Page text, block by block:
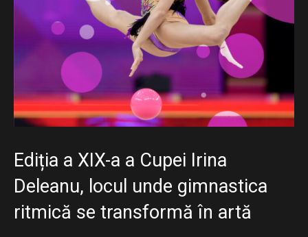
Ediția a XIX-a a Cupei Irina
Deleanu, locul unde gimnastica
ritmică se transformă în artă